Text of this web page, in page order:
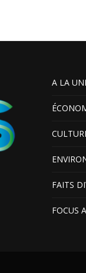
A LA
FAITS
FOCUS